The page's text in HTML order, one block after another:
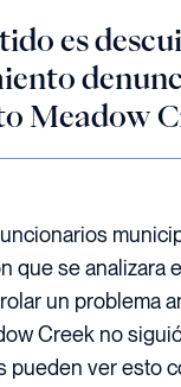
es
Meadow
que se analizara
un problema
Creek no
pueden ver esto